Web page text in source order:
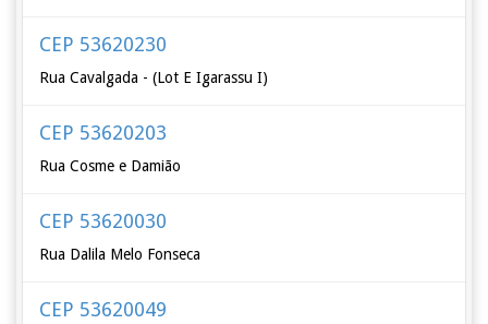
CEP 53620230
Rua Cavalgada - (Lot E Igarassu I)
CEP 53620203
Rua Cosme e Damião
CEP 53620030
Rua Dalila Melo Fonseca
CEP 53620049